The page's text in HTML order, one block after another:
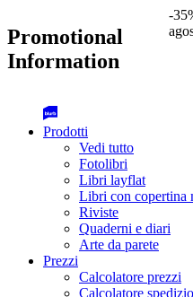
Promotional
Information
-
Prodotti
Vedi tutto
Fotolibri
Libri layflat
Libri con copertina
Riviste
Quaderni e diari
Arte da parete
Prezzi
Calcolatore prezzi
Calcolatore